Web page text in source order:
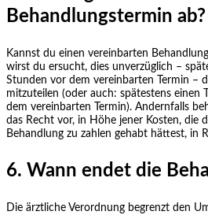
Behandlungstermin ab?
Kannst du einen vereinbarten
wirst du ersucht, dies unverzüglich –
Stunden vor dem vereinbarten Termin –
mitzuteilen (oder auch: spätestens einen
dem vereinbarten Termin). Andernfalls
das Recht vor, in Höhe jener Kosten, die
Behandlung zu zahlen gehabt hättest, in
6. Wann endet die
Die ärztliche Verordnung begrenzt den